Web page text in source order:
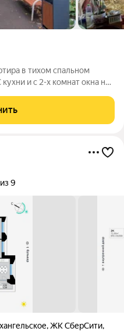
в тихом спальном
и с 2-х комнат окна на
входная зона
9
,ЖК СберCити,